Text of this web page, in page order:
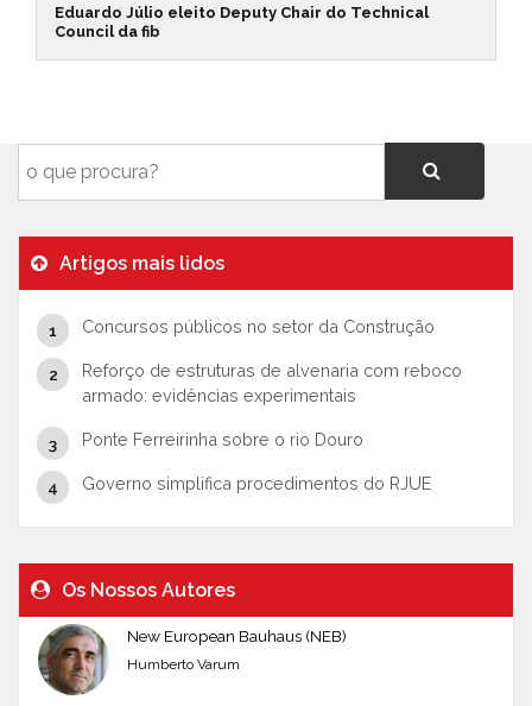
Eduardo Júlio eleito Deputy Chair do Technical
Council da fib
Artigos mais lidos
Concursos públicos no setor da Construção
Reforço de estruturas de alvenaria com reboco
armado: evidências experimentais
Ponte Ferreirinha sobre o rio Douro
Governo simplifica procedimentos do RJUE
Os Nossos Autores
New European Bauhaus (NEB)
Humberto Varum